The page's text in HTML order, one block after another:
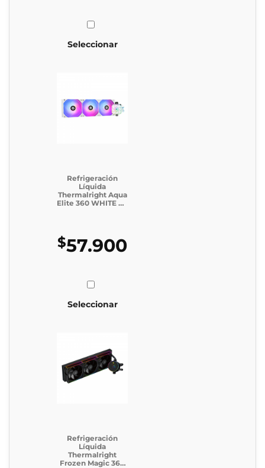
Seleccionar
Refrigeración
Líquida
Thermalright Aqua
Elite 360 WHITE V3
$57.900
Seleccionar
Refrigeración
Líquida
Thermalright
Frozen Magic 360